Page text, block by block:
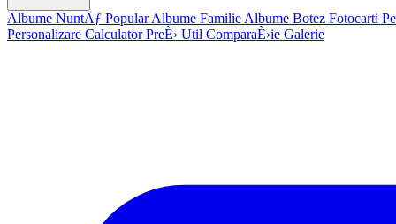
Albume NuntÄƒ PopularAlbume Familie Albume Botez Fotocarti
Personalizare Calculator PreÈ› Util ComparaÈ›ie Galerie